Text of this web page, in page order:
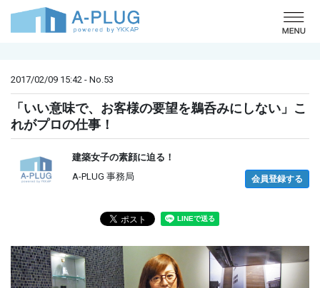
2017/02/09 15:42 - No.53
「いい意味で、お客様の要望を鵜呑みにしない」こ
れがプロの仕事！
建築女子の素顔に迫る！
A-PLUG 事務局
会員登録する